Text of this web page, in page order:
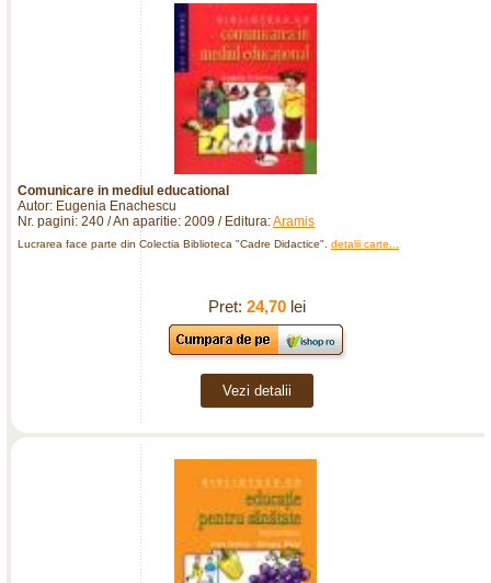
Comunicare in mediul educational
Autor: Eugenia Enachescu
Nr. pagini: 240 / An aparitie: 2009 / Editura:Aramis
Lucrarea face parte din Colectia Biblioteca "Cadre Didactice". detalii carte...
Pret: 24,70lei
Vezi detalii